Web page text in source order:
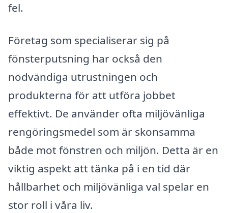
fel.
Företag som specialiserar sig på
fönsterputsning har också den
nödvändiga utrustningen och
produkterna för att utföra jobbet
effektivt. De använder ofta miljövänliga
rengöringsmedel som är skonsamma
både mot fönstren och miljön. Detta är en
viktig aspekt att tänka på i en tid där
hållbarhet och miljövänliga val spelar en
stor roll i våra liv.